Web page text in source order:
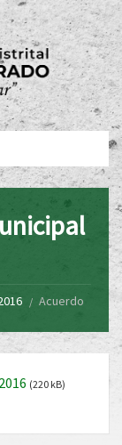
Acuerdo
(220 kB)